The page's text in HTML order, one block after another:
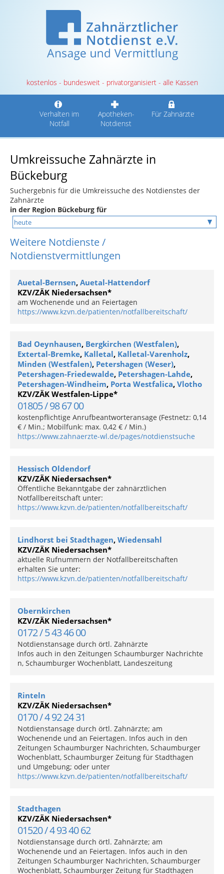
kostenlos - bundesweit - privatorganisiert - alle Kassen
Verhalten im
Notfall
Apotheken-
Notdienst
Für Zahnärzte
Umkreissuche Zahnärzte in
Bückeburg
Suchergebnis für die Umkreissuche des Notdienstes der
Zahnärzte
in der Region Bückeburg für
Weitere Notdienste /
Notdienstvermittlungen
Auetal-Bernsen, Auetal-Hattendorf
KZV/ZÄK Niedersachsen*
am Wochenende und an Feiertagen
https://www.kzvn.de/patienten/notfallbereitschaft/
Bad Oeynhausen, Bergkirchen (Westfalen),
Extertal-Bremke, Kalletal, Kalletal-Varenholz,
Minden (Westfalen), Petershagen (Weser),
Petershagen-Friedewalde, Petershagen-Lahde,
Petershagen-Windheim, Porta Westfalica, Vlotho
KZV/ZÄK Westfalen-Lippe*
01805 / 98 67 00
kostenpflichtige Anrufbeantworteransage (Festnetz: 0,14
€ / Min.; Mobilfunk: max. 0,42 € / Min.)
https://www.zahnaerzte-wl.de/pages/notdienstsuche
Hessisch Oldendorf
KZV/ZÄK Niedersachsen*
Öffentliche Bekanntgabe der zahnärztlichen
Notfallbereitschaft unter:
https://www.kzvn.de/patienten/notfallbereitschaft/
Lindhorst bei Stadthagen, Wiedensahl
KZV/ZÄK Niedersachsen*
aktuelle Rufnummern der Notfallbereitschaften
erhalten Sie unter:
https://www.kzvn.de/patienten/notfallbereitschaft/
Obernkirchen
KZV/ZÄK Niedersachsen*
0172 / 5 43 46 00
Notdienstansage durch örtl. Zahnärzte
Infos auch in den Zeitungen Schaumburger Nachrichte
n, Schaumburger Wochenblatt, Landeszeitung
Rinteln
KZV/ZÄK Niedersachsen*
0170 / 4 92 24 31
Notdienstansage durch örtl. Zahnärzte; am
Wochenende und an Feiertagen. Infos auch in den
Zeitungen Schaumburger Nachrichten, Schaumburger
Wochenblatt, Schaumburger Zeitung für Stadthagen
und Umgebung; oder unter
https://www.kzvn.de/patienten/notfallbereitschaft/
Stadthagen
KZV/ZÄK Niedersachsen*
01520 / 4 93 40 62
Notdienstansage durch örtl. Zahnärzte; am
Wochenende und an Feiertagen. Infos auch in den
Zeitungen Schaumburger Nachrichten, Schaumburger
Wochenblatt, Schaumburger Zeitung für Stadthagen